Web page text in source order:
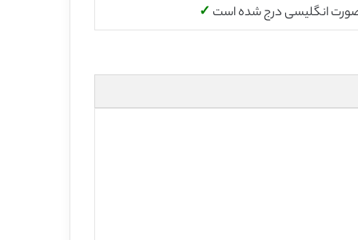
انگلیسی درج شده است ✓